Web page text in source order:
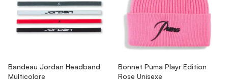
Bandeau Jordan Headband
Multicolore
Bonnet Puma Playr Edition
Rose Unisexe